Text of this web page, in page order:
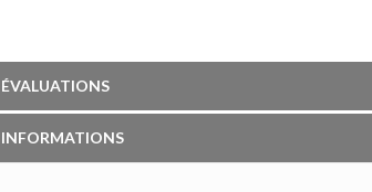
ÉVALUATIONS
INFORMATIONS